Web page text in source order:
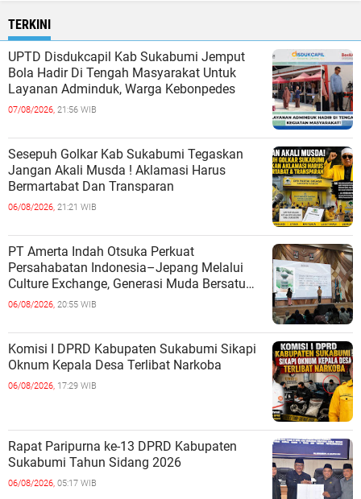
TERKINI
UPTD Disdukcapil Kab Sukabumi Jemput
Bola Hadir Di Tengah Masyarakat Untuk
Layanan Adminduk, Warga Kebonpedes
07/08/2026, 21:56 WIB
Sesepuh Golkar Kab Sukabumi Tegaskan
Jangan Akali Musda ! Aklamasi Harus
Bermartabat Dan Transparan
06/08/2026, 21:21 WIB
PT Amerta Indah Otsuka Perkuat
Persahabatan Indonesia–Jepang Melalui
Culture Exchange, Generasi Muda Bersatu
Wujudkan Masa Depan Berkelanjutan
06/08/2026, 20:55 WIB
Komisi I DPRD Kabupaten Sukabumi Sikapi
Oknum Kepala Desa Terlibat Narkoba
06/08/2026, 17:29 WIB
Rapat Paripurna ke-13 DPRD Kabupaten
Sukabumi Tahun Sidang 2026
06/08/2026, 05:17 WIB